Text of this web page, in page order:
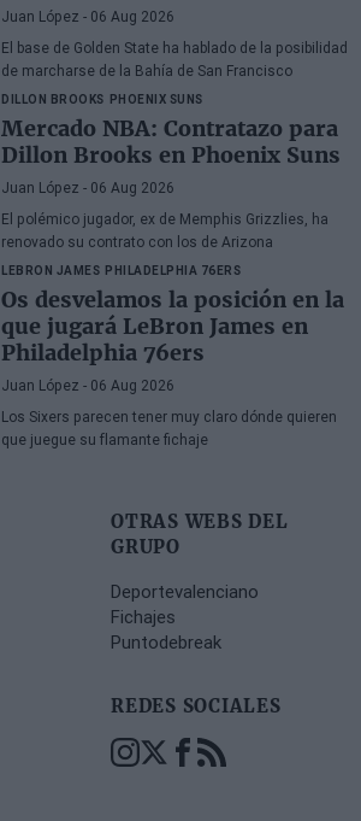
Juan López - 06 Aug 2026
El base de Golden State ha hablado de la posibilidad
de marcharse de la Bahía de San Francisco
DILLON BROOKS PHOENIX SUNS
Mercado NBA: Contratazo para
Dillon Brooks en Phoenix Suns
Juan López - 06 Aug 2026
El polémico jugador, ex de Memphis Grizzlies, ha
renovado su contrato con los de Arizona
LEBRON JAMES PHILADELPHIA 76ERS
Os desvelamos la posición en la
que jugará LeBron James en
Philadelphia 76ers
Juan López - 06 Aug 2026
Los Sixers parecen tener muy claro dónde quieren
que juegue su flamante fichaje
OTRAS WEBS DEL
GRUPO
Deportevalenciano
Fichajes
Puntodebreak
REDES SOCIALES